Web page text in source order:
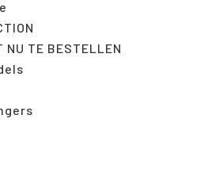
NU TE BESTELLEN